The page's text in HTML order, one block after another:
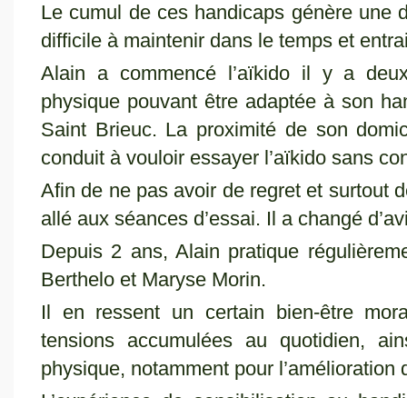
Le cumul de ces handicaps génère une
difficile à maintenir dans le temps et
Alain a commencé l’aïkido il y a
physique pouvant être adaptée à son
Saint Brieuc. La proximité de son
conduit à vouloir essayer l’aïkido sans
Afin de ne pas avoir de regret et surtout
allé aux séances d’essai. Il a changé
Depuis 2 ans, Alain pratique
Berthelo et Maryse Morin.
Il en ressent un certain bien-être
tensions accumulées au quotidien,
physique, notamment pour l’amélioration